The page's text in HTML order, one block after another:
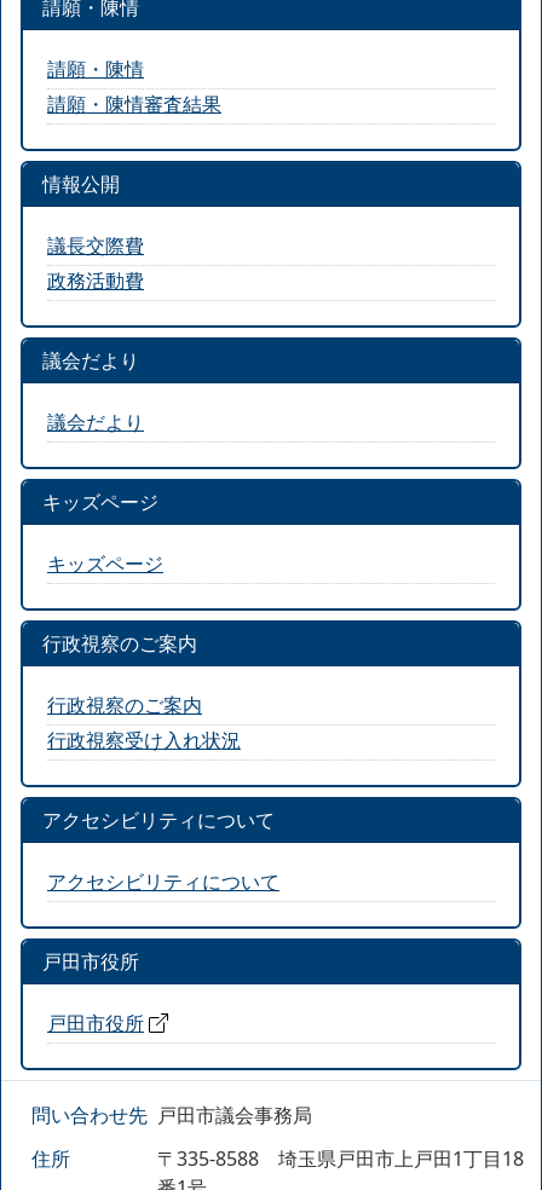
請願・陳情
請願・陳情
請願・陳情審査結果
情報公開
議長交際費
政務活動費
議会だより
議会だより
キッズページ
キッズページ
行政視察のご案内
行政視察のご案内
行政視察受け入れ状況
アクセシビリティについて
アクセシビリティについて
戸田市役所
戸田市役所
問い合わせ先 戸田市議会事務局
住所
〒335-8588 埼玉県戸田市上戸田1丁目18